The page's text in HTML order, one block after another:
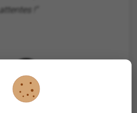
!"
P